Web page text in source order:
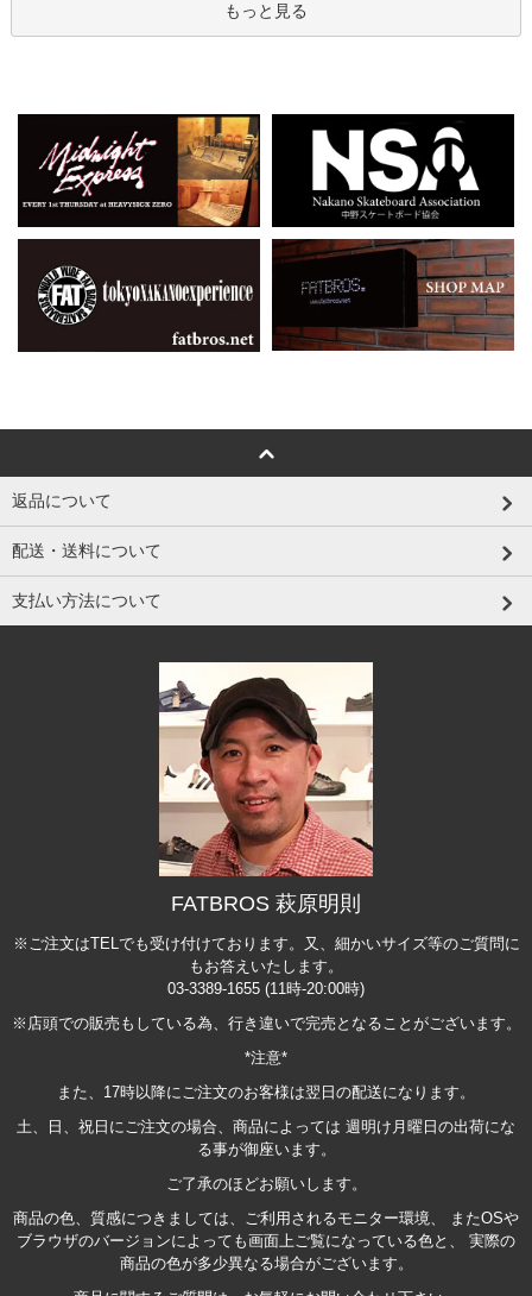
もっと見る
返品について
配送・送料について
支払い方法について
FATBROS 萩原明則
※ご注文はTELでも受け付けております。又、細かいサイズ等のご質問に
もお答えいたします。
03-3389-1655 (11時-20:00時)
※店頭での販売もしている為、行き違いで完売となることがございます。
*注意*
また、17時以降にご注文のお客様は翌日の配送になります。
土、日、祝日にご注文の場合、商品によっては 週明け月曜日の出荷にな
る事が御座います。
ご了承のほどお願いします。
商品の色、質感につきましては、ご利用されるモニター環境、 またOSや
ブラウザのバージョンによっても画面上ご覧になっている色と、 実際の
商品の色が多少異なる場合がございます。